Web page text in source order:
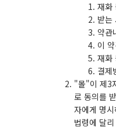
재화
받는
약관
이
재화
결제
"몰"이 제3
로 동의를
자에게 명
법령에 달